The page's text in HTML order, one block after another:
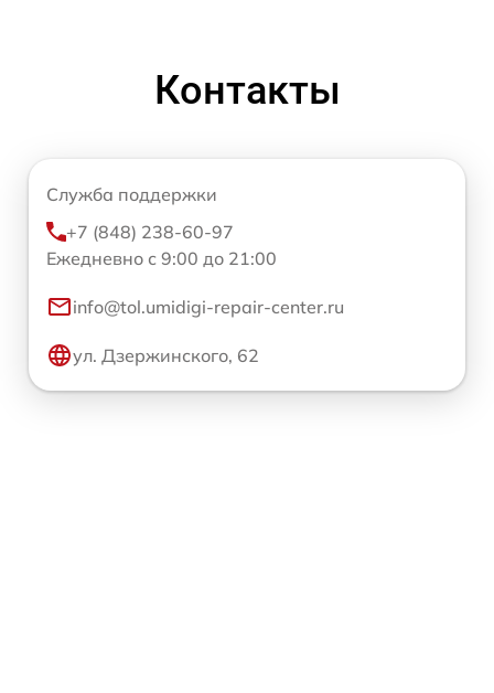
Контакты
Служба поддержки
+7 (848) 238-60-97
Ежедневно с 9:00 до 21:00
info@tol.umidigi-repair-center.ru
ул. Дзержинского, 62